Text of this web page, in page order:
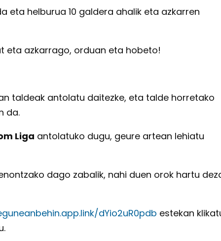
eta helburua 10 galdera ahalik eta azkarren
eta azkarrago, orduan eta hobeto!
taldeak antolatu daitezke, eta talde horretako
da.
Liga antolatuko dugu, geure artean lehiatu
dago zabalik, nahi duen orok hartu
dYio2uR0pdb estekan